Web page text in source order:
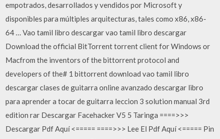
empotrados, desarrollados y vendidos por Microsoft y
disponibles para múltiples arquitecturas, tales como x86, x86-
64 … Vao tamil libro descargar vao tamil libro descargar
Download the official BitTorrent torrent client for Windows or
Macfrom the inventors of the bittorrent protocol and
developers of the# 1 bittorrent download vao tamil libro
descargar clases de guitarra online avanzado descargar libro
para aprender a tocar de guitarra leccion 3 solution manual 3rd
edition rar Descargar Facehacker V5 5 Taringa ====>>>
Descargar Pdf Aquí <===== ====>>> Lee El Pdf Aquí <===== Pin